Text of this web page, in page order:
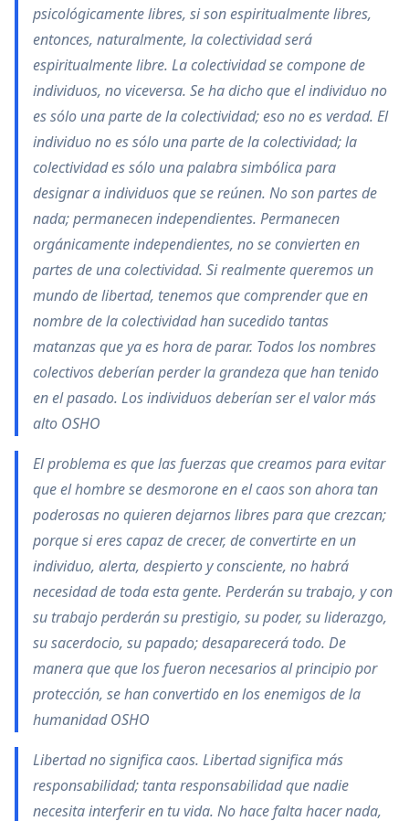
psicológicamente libres, si son espiritualmente libres,
entonces, naturalmente, la colectividad será
espiritualmente libre. La colectividad se compone de
individuos, no viceversa. Se ha dicho que el individuo no
es sólo una parte de la colectividad; eso no es verdad. El
individuo no es sólo una parte de la colectividad; la
colectividad es sólo una palabra simbólica para
designar a individuos que se reúnen. No son partes de
nada; permanecen independientes. Permanecen
orgánicamente independientes, no se convierten en
partes de una colectividad. Si realmente queremos un
mundo de libertad, tenemos que comprender que en
nombre de la colectividad han sucedido tantas
matanzas que ya es hora de parar. Todos los nombres
colectivos deberían perder la grandeza que han tenido
en el pasado. Los individuos deberían ser el valor más
alto OSHO
El problema es que las fuerzas que creamos para evitar
que el hombre se desmorone en el caos son ahora tan
poderosas no quieren dejarnos libres para que crezcan;
porque si eres capaz de crecer, de convertirte en un
individuo, alerta, despierto y consciente, no habrá
necesidad de toda esta gente. Perderán su trabajo, y con
su trabajo perderán su prestigio, su poder, su liderazgo,
su sacerdocio, su papado; desaparecerá todo. De
manera que que los fueron necesarios al principio por
protección, se han convertido en los enemigos de la
humanidad OSHO
Libertad no significa caos. Libertad significa más
responsabilidad; tanta responsabilidad que nadie
necesita interferir en tu vida. No hace falta hacer nada,